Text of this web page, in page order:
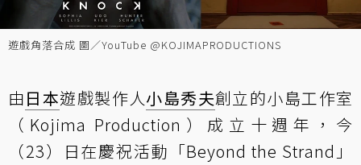
遊戲角落合成 圖／YouTube @KOJIMAPRODUCTIONS
由日本遊戲製作人小島秀夫創立的小島工作室
（Kojima Production）成立十週年，今
（23）日在慶祝活動「Beyond the Strand」